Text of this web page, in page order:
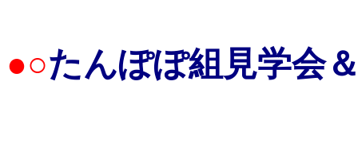
●○たんぽぽ組見学会